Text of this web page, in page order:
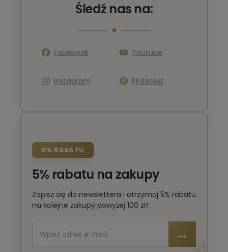
Śledź nas na:
Facebook Youtube
Instagram Pinterest
5% RABATU
5% rabatu na zakupy
Zapisz się do newslettera i otrzymaj 5% rabatu
na kolejne zakupy powyżej 100 zł!